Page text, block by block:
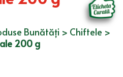
Bunătăți > Chiftele >
200 g